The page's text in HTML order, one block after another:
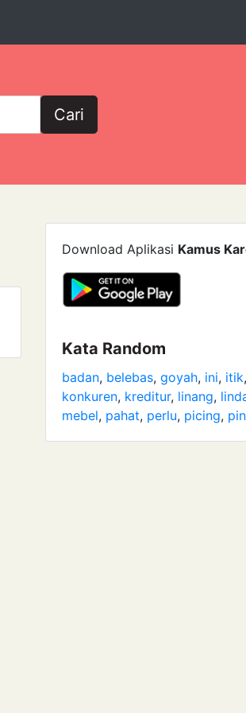
Cari
Download Aplikasi Kamus
Kata Random
badan, belebas, goyah, ini, itik,
konkuren, kreditur, linang,
mebel, pahat, perlu, picing,